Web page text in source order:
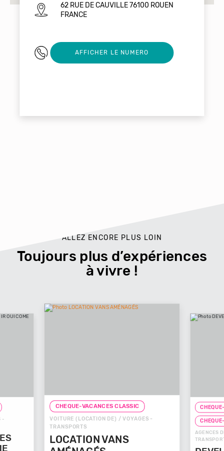
62 RUE DE CAUVILLE 76100 ROUEN
FRANCE
0676845080
AFFICHER LE NUMERO
ALLEZ ENCORE PLUS LOIN
Toujours plus d’expériences
à vivre !
-
CHEQUE-VACANCES CLASSIC
VOITURE (LOCATION DE) / VOYAGES -
TRANSPORTS
LOCATION VANS
AGENCES